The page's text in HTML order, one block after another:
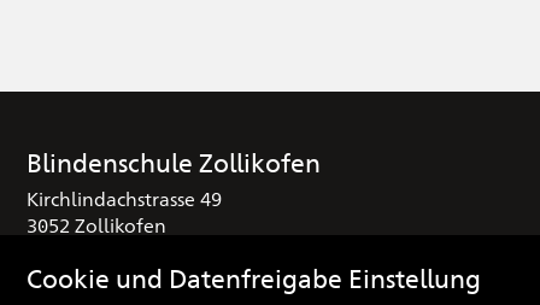
Blindenschule Zollikofen
Kirchlindachstrasse 49
3052 Zollikofen
sekretariat
blindenschule.ch
Cookie und Datenfreigabe Einstellung